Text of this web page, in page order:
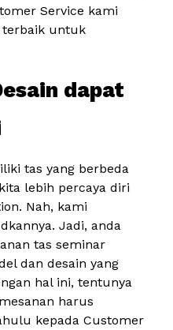
Service kami
terbaik untuk
dapat
tas yang berbeda
lebih percaya diri
Nah, kami
Jadi, anda
tas seminar
dan desain yang
hal ini, tentunya
harus
kepada Customer